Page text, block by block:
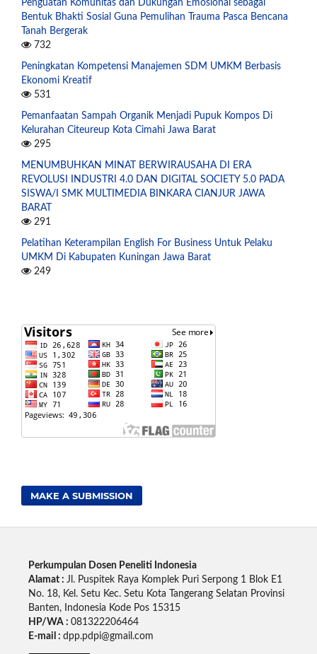
Penguatan Komunitas dan Dukungan Emosional sebagai
Bentuk Bhakti Sosial Guna Pemulihan Trauma Pasca Bencana
Tanah Bergerak
732
Peningkatan Kompetensi Manajemen SDM UMKM Berbasis
Ekonomi Kreatif
531
Pemanfaatan Sampah Organik Menjadi Pupuk Kompos Di
Kelurahan Citeureup Kota Cimahi Jawa Barat
295
MENUMBUHKAN MINAT BERWIRAUSAHA DI ERA
REVOLUSI INDUSTRI 4.0 DAN DIGITAL SOCIETY 5.0 PADA
SISWA/I SMK MULTIMEDIA BINKARA CIANJUR JAWA
BARAT
291
Pelatihan Keterampilan English For Business Untuk Pelaku
UMKM Di Kabupaten Kuningan Jawa Barat
249
MAKE A SUBMISSION
Perkumpulan Dosen Peneliti Indonesia
Alamat : Jl. Puspitek Raya Komplek Puri Serpong 1 Blok E1
No. 18, Kel. Setu Kec. Setu Kota Tangerang Selatan Provinsi
Banten, Indonesia Kode Pos 15315
HP/WA : 081322206464
E-mail : dpp.pdpi@gmail.com